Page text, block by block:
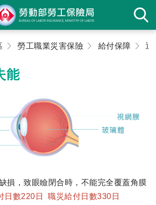
勞工職業災害保險 給付保障 退
能
損，致眼瞼閉合時，不能完全覆蓋角膜
日數220日 職災給付日數330日